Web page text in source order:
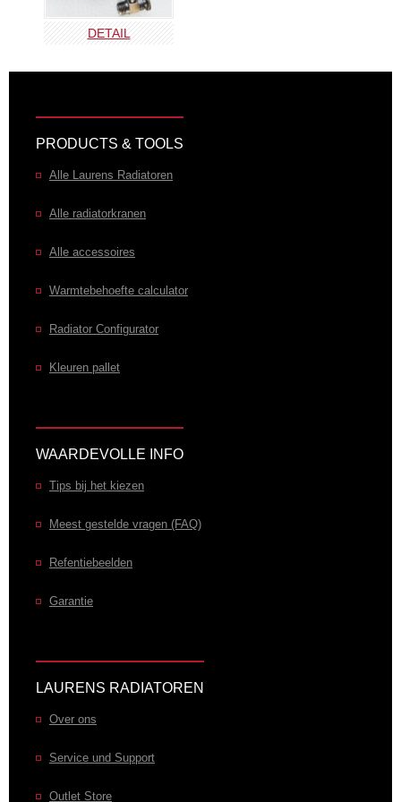
DETAIL
PRODUCTS & TOOLS
Alle Laurens Radiatoren
Alle radiatorkranen
Alle accessoires
Warmtebehoefte calculator
Radiator Configurator
Kleuren pallet
WAARDEVOLLE INFO
Tips bij het kiezen
Meest gestelde vragen (FAQ)
Refentiebeelden
Garantie
LAURENS RADIATOREN
Over ons
Service und Support
Outlet Store